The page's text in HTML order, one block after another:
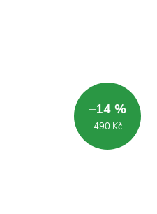
490 Kč
–14 %